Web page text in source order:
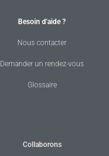
Besoin d'aide ?
Nous contacter
Demander un rendez-vous
Glossaire
Collaborons